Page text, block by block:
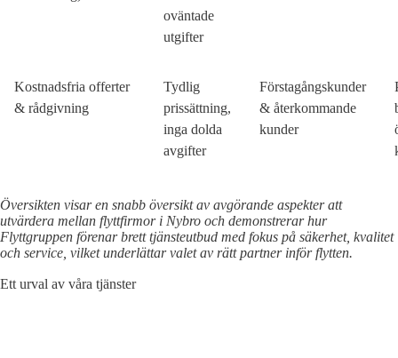
oväntade
utgifter
Kostnadsfria offerter
& rådgivning
Tydlig
prissättning,
inga dolda
avgifter
Förstagångskunder
& återkommande
kunder
Översikten visar en snabb översikt av avgörande aspekter att
utvärdera mellan flyttfirmor i Nybro och demonstrerar hur
Flyttgruppen förenar brett tjänsteutbud med fokus på säkerhet, kvalitet
och service, vilket underlättar valet av rätt partner inför flytten.
Ett urval av våra tjänster